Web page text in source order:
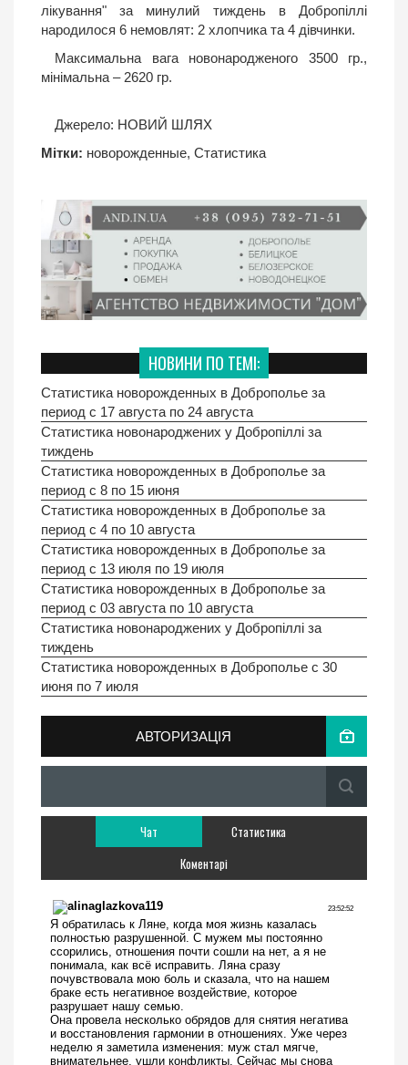
лікування" за минулий тиждень в Добропіллі
народилося 6 немовлят: 2 хлопчика та 4 дівчинки.
Максимальна вага новонародженого 3500 гр.,
мінімальна – 2620 гр.
Джерело: НОВИЙ ШЛЯХ
Мітки: новорожденные, Статистика
НОВИНИ ПО ТЕМІ:
Статистика новорожденных в Доброполье за
период с 17 августа по 24 августа
Статистика новонароджених у Добропiллi за
тиждень
Статистика новорожденных в Доброполье за
период с 8 по 15 июня
Статистика новорожденных в Доброполье за
период с 4 по 10 августа
Статистика новорожденных в Доброполье за
период с 13 июля по 19 июля
Статистика новорожденных в Доброполье за
период с 03 августа по 10 августа
Статистика новонароджених у Добропiллi за
тиждень
Статистика новорожденных в Доброполье с 30
июня по 7 июля
АВТОРИЗАЦІЯ
Чат
Статистика
Коментарі